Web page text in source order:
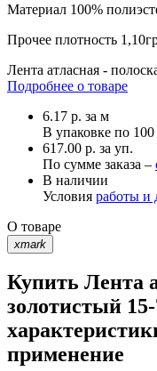
Материал 100%
Прочее плотность
Лента атласная -
Подробнее о товаре
6.17 р. за м
В упаковке по
617.00 р. за уп.
По сумме заказа –
В наличии
Условия работы и
О товаре
xmark
Купить Лента
золотистый
применение